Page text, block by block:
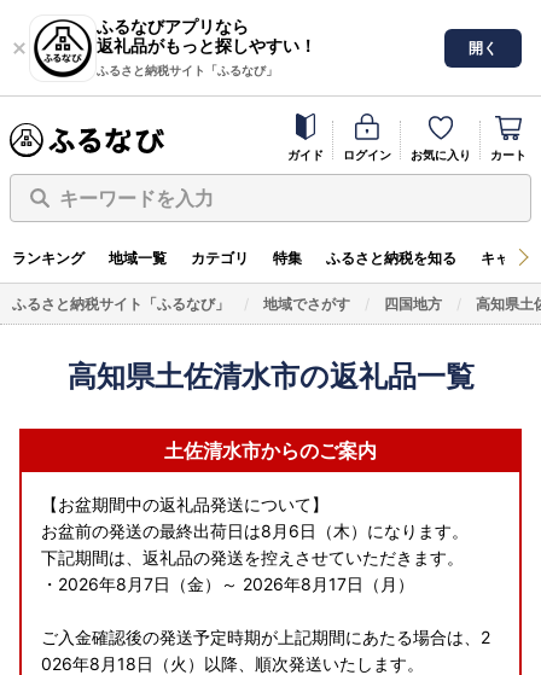
ふるなびアプリなら
返礼品がもっと探しやすい！
ふるさと納税サイト「ふるなび」
開く
ガイド ログイン お気に入り カート
キーワードを入力
ランキング 地域一覧 カテゴリ 特集 ふるさと納税を知る キャン
ふるさと納税サイト「ふるなび」 地域でさがす 四国地方 高知県土
高知県土佐清水市の返礼品一覧
土佐清水市からのご案内
【お盆期間中の返礼品発送について】
お盆前の発送の最終出荷日は8月6日（木）になります。
下記期間は、返礼品の発送を控えさせていただきます。
・2026年8月7日（金）～ 2026年8月17日（月）
ご入金確認後の発送予定時期が上記期間にあたる場合は、2
026年8月18日（火）以降、順次発送いたします。